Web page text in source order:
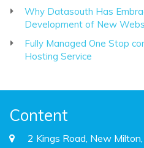
Why Datasouth Has
Development of New
Fully Managed One Stop
Hosting Service
Content
2 Kings Road, New